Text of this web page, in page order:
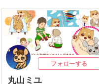
フォローする
丸山ミユ